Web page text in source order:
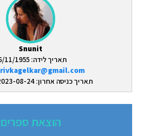
Snunit
תאריך לידה: 06/11/1955
rivkagelkar@gmail.com
תאריך כניסה אחרון: 2023-08-24 19:13:07
הוצאת ספרים